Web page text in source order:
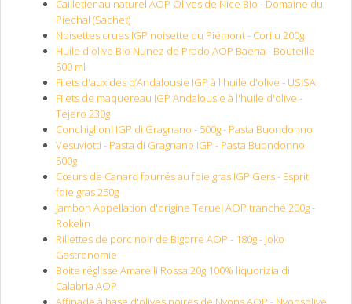
Cailletier au naturel AOP Olives de Nice Bio - Domaine du
Piechal (Sachet)
Noisettes crues IGP noisette du Piémont - Corilu 200g
Huile d'olive Bio Nunez de Prado AOP Baena - Bouteille
500 ml
Filets d'auxides d’Andalousie IGP à l'huile d'olive - USISA
Filets de maquereau IGP Andalousie à l'huile d'olive -
Tejero 230g
Conchiglioni IGP di Gragnano - 500g - Pasta Buondonno
Vesuviotti - Pasta di Gragnano IGP - Pasta Buondonno
500g
Cœurs de Canard fourrés au foie gras IGP Gers - Esprit
foie gras 250g
Jambon Appellation d'origine Teruel AOP tranché 200g -
Rokelin
Rillettes de porc noir de Bigorre AOP - 180g - Joko
Gastronomie
Boite réglisse Amarelli Rossa 20g 100% liquorizia di
Calabria AOP